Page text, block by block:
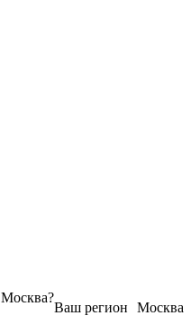
Москва
Ваш регион
Москва?